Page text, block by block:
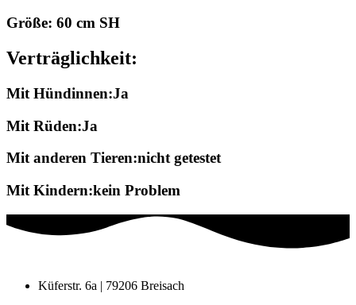
Größe: 60 cm SH
Verträglichkeit:
Mit Hündinnen:Ja
Mit Rüden:Ja
Mit anderen Tieren:nicht getestet
Mit Kindern:kein Problem
Küferstr. 6a | 79206 Breisach